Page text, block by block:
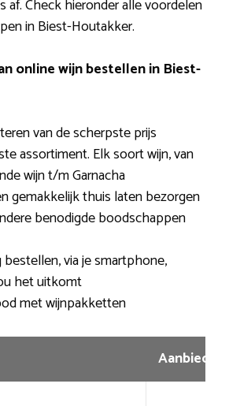
af. Check hieronder alle voordelen
in Biest-Houtakker.
online wijn bestellen in Biest-
van de scherpste prijs
assortiment. Elk soort wijn, van
wijn t/m Garnacha
gemakkelijk thuis laten bezorgen
benodigde boodschappen
bestellen, via je smartphone,
het uitkomt
met wijnpakketten